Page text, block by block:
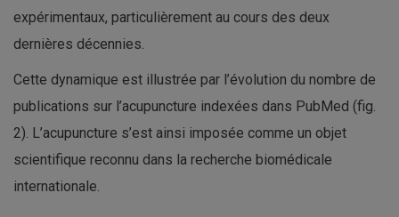
expérimentaux, particulièrement au cours des deux
dernières décennies.
Cette dynamique est illustrée par l’évolution du nombre de
publications sur l’acupuncture indexées dans PubMed (fig.
2). L’acupuncture s’est ainsi imposée comme un objet
scientifique reconnu dans la recherche biomédicale
internationale.